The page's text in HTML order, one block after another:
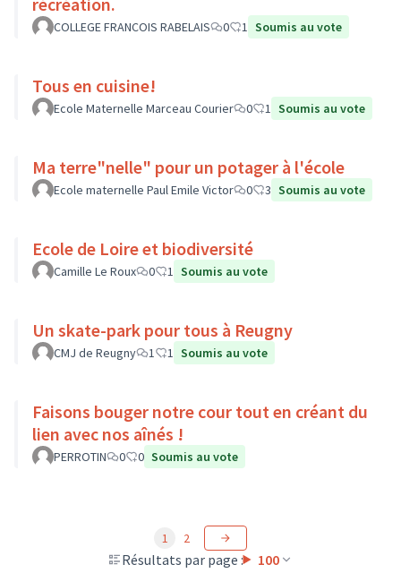
COLLEGE FRANCOIS RABELAIS 0 1 Soumis au vote
Tous en cuisine!
Ecole Maternelle Marceau Courier 0 1 Soumis au vote
Ma terre"nelle" pour un potager à l'école
Ecole maternelle Paul Emile Victor 0 3 Soumis au vote
Ecole de Loire et biodiversité
Camille Le Roux 0 1 Soumis au vote
Un skate-park pour tous à Reugny
CMJ de Reugny 1 1 Soumis au vote
Faisons bouger notre cour tout en créant du
lien avec nos aînés !
PERROTIN 0 0 Soumis au vote
Résultats par page : 100
1 2